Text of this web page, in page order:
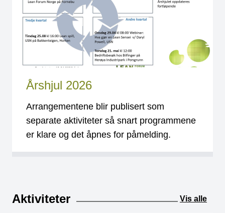
Årshjul 2026
Arrangementene blir publisert som
separate aktiviteter så snart programmene
er klare og det åpnes for påmelding.
Aktiviteter Vis alle